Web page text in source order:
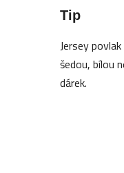
Tip
Jersey
šedou, bílou
dárek.